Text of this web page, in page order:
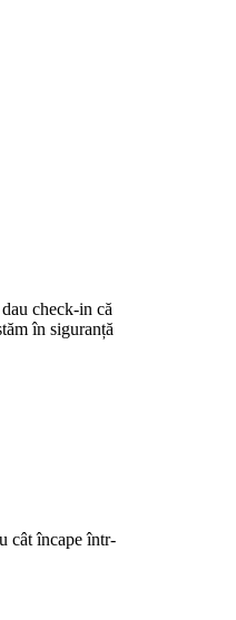
check-in că
în siguranță
cât încape într-